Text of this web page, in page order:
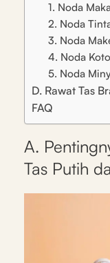
1. Noda
2. Noda
3. Noda
4. Noda
5. Noda
D. Rawat Tas
FAQ
A.
Tas Putih